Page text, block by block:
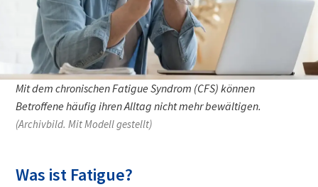
Mit dem chronischen Fatigue Syndrom (CFS) können
Betroffene häufig ihren Alltag nicht mehr bewältigen.
(Archivbild. Mit Modell gestellt)
Was ist Fatigue?